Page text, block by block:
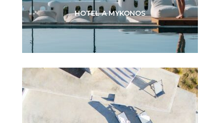
HOTEL A MYKONOS